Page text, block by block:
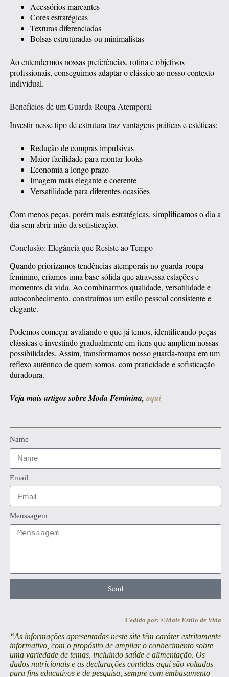
Acessórios marcantes
Cores estratégicas
Texturas diferenciadas
Bolsas estruturadas ou minimalistas
Ao entendermos nossas preferências, rotina e objetivos
profissionais, conseguimos adaptar o clássico ao nosso contexto
individual.
Benefícios de um Guarda-Roupa Atemporal
Investir nesse tipo de estrutura traz vantagens práticas e estéticas:
Redução de compras impulsivas
Maior facilidade para montar looks
Economia a longo prazo
Imagem mais elegante e coerente
Versatilidade para diferentes ocasiões
Com menos peças, porém mais estratégicas, simplificamos o dia a
dia sem abrir mão da sofisticação.
Conclusão: Elegância que Resiste ao Tempo
Quando priorizamos tendências atemporais no guarda-roupa
feminino, criamos uma base sólida que atravessa estações e
momentos da vida. Ao combinarmos qualidade, versatilidade e
autoconhecimento, construímos um estilo pessoal consistente e
elegante.
Podemos começar avaliando o que já temos, identificando peças
clássicas e investindo gradualmente em itens que ampliem nossas
possibilidades. Assim, transformamos nosso guarda-roupa em um
reflexo autêntico de quem somos, com praticidade e sofisticação
duradoura.
Veja mais artigos sobre Moda Feminina,aqui
Name
Email
Menssagem
Send
Cedido por: ©Mais Estilo de Vida
“As informações apresentadas neste site têm caráter estritamente
informativo, com o propósito de ampliar o conhecimento sobre
uma variedade de temas, incluindo saúde e alimentação. Os
dados nutricionais e as declarações contidas aqui são voltados
para fins educativos e de pesquisa, sempre com embasamento